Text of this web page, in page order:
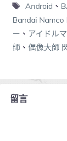
Android 、
Bandai Namco
ー 、 アイドル
師 、 偶像大師
留言